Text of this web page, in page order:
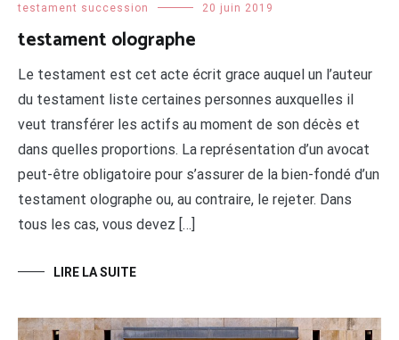
testament succession 20 juin 2019
testament olographe
Le testament est cet acte écrit grace auquel un l’auteur
du testament liste certaines personnes auxquelles il
veut transférer les actifs au moment de son décès et
dans quelles proportions. La représentation d’un avocat
peut-être obligatoire pour s’assurer de la bien-fondé d’un
testament olographe ou, au contraire, le rejeter. Dans
tous les cas, vous devez […]
LIRE LA SUITE